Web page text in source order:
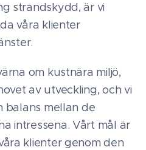
strandskydd, är vi
våra klienter
om kustnära miljö,
av utveckling, och vi
balans mellan de
intressena. Vårt mål är
klienter genom den